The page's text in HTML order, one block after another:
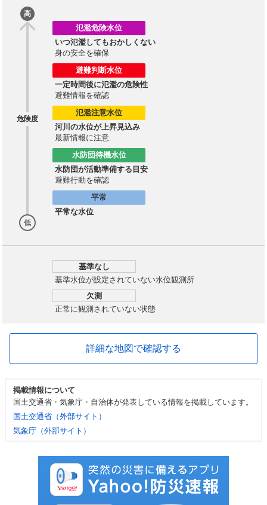
高
危険度
低
氾濫危険水位
いつ氾濫してもおかしくない
身の安全を確保
避難判断水位
一定時間後に氾濫の危険性
避難情報を確認
氾濫注意水位
河川の水位が上昇見込み
最新情報に注意
水防団待機水位
水防団が活動準備する目安
避難行動を確認
平常
平常な水位
基準なし
基準水位が設定されていない水位観測所
欠測
正常に観測されていない状態
詳細な地図で確認する
掲載情報について
国土交通省・気象庁・自治体が発表している情報を掲載しています。
国土交通省（外部サイト）
気象庁（外部サイト）